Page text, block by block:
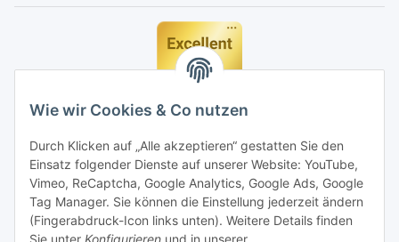
Wie wir Cookies & Co nutzen
Durch Klicken auf „Alle akzeptieren“ gestatten Sie den
Einsatz folgender Dienste auf unserer Website: YouTube,
Vimeo, ReCaptcha, Google Analytics, Google Ads, Google
Tag Manager. Sie können die Einstellung jederzeit ändern
(Fingerabdruck-Icon links unten). Weitere Details finden